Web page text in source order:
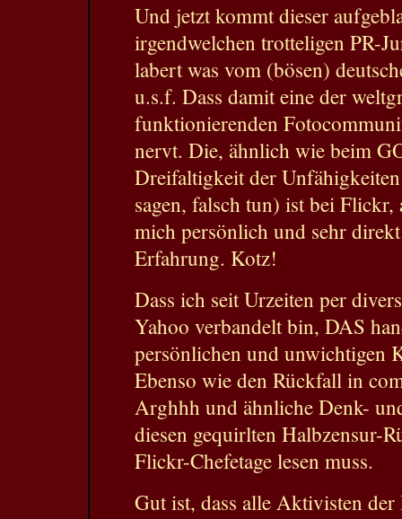
Und jetzt kommt dieser
irgendwelchen trotteligen PR-
labert was vom (bösen)
u.s.f. Dass damit eine der
funktionierenden
nervt. Die, ähnlich wie beim
Dreifaltigkeit der
sagen, falsch tun) ist bei
mich persönlich und sehr
Erfahrung. Kotz!
Dass ich seit Urzeiten per
Yahoo verbandelt bin, DAS
persönlichen und unwichtigen
Ebenso wie den Rückfall in
Arghhh und ähnliche Denk-
diesen gequirlten Halbzensur-
Flickr-Chefetage lesen muss.
Gut ist, dass alle Aktivisten